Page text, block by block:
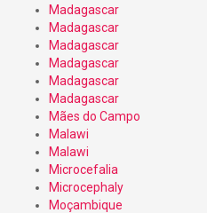
Madagascar
Madagascar
Madagascar
Madagascar
Madagascar
Madagascar
Mães do Campo
Malawi
Malawi
Microcefalia
Microcephaly
Moçambique